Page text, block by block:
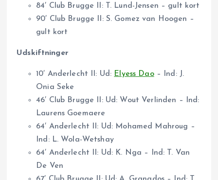
84′ Club Brugge II: T. Lund-Jensen – gult kort
90′ Club Brugge II: S. Gomez van Hoogen –
gult kort
Udskiftninger
10′ Anderlecht II: Ud: Elyess Dao– Ind: J.
Onia Seke
46′ Club Brugge II: Ud: Wout Verlinden – Ind:
Laurens Goemaere
64′ Anderlecht II: Ud: Mohamed Mahroug –
Ind: L. Wola-Wetshay
64′ Anderlecht II: Ud: K. Nga – Ind: T. Van
De Ven